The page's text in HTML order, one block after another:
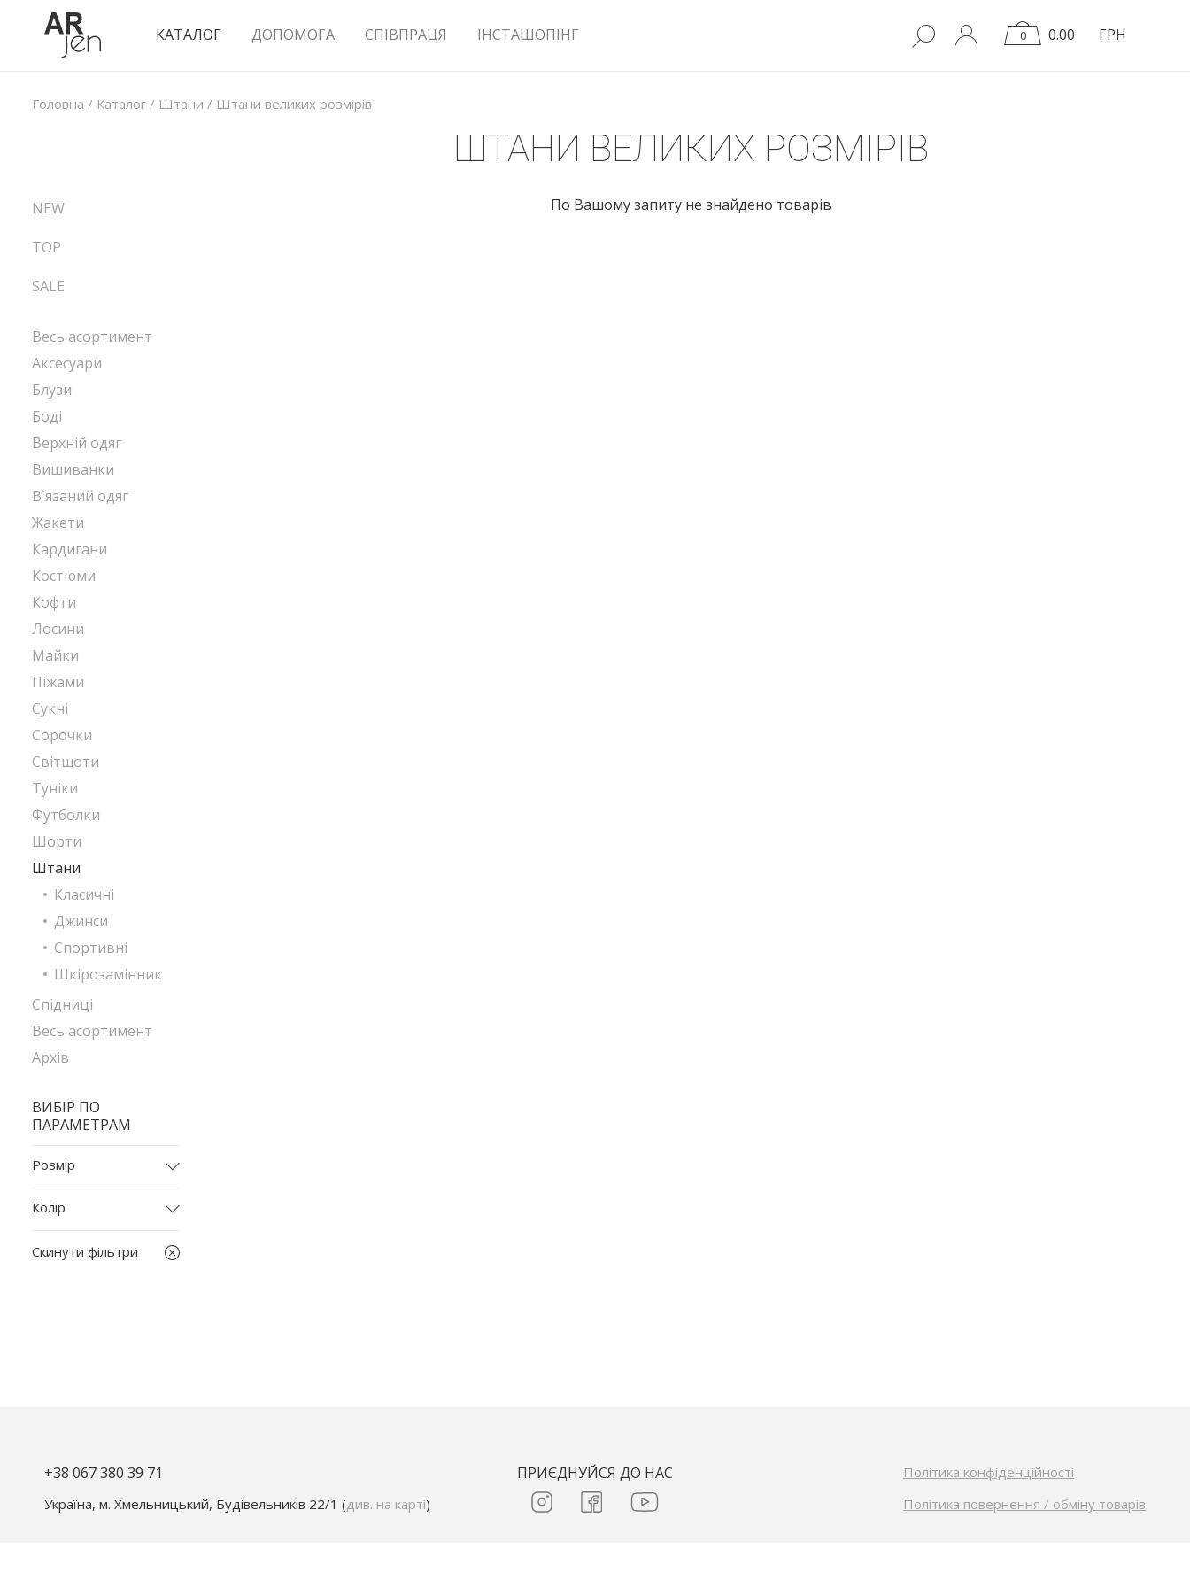
КАТАЛОГ ДОПОМОГА СПІВПРАЦЯ ІНСТАШОПІНГ 0 0.00 ГРН
Головна / Каталог / Штани / Штани великих розмірів
ШТАНИ ВЕЛИКИХ РОЗМІРІВ
По Вашому запиту не знайдено товарів
NEW
TOP
SALE
Весь асортимент
Аксесуари
Блузи
Боді
Верхній одяг
Вишиванки
В`язаний одяг
Жакети
Кардигани
Костюми
Кофти
Лосини
Майки
Піжами
Сукні
Сорочки
Світшоти
Туніки
Футболки
Шорти
Штани
Класичні
Джинси
Спортивні
Шкірозамінник
Спідниці
Весь асортимент
Архів
ВИБІР ПО
ПАРАМЕТРАМ
Розмір
M
S
Колір
блакитний
Скинути фільтри
+38 067 380 39 71
Україна, м. Хмельницький, Будівельників 22/1 (див. на карті)
ПРИЄДНУЙСЯ ДО НАС
Політика конфіденційності
Політика повернення / обміну товарів